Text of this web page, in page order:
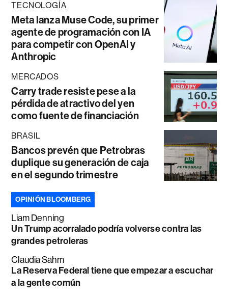
TECNOLOGÍA
Meta lanza Muse Code, su primer
agente de programación con IA
para competir con OpenAI y
Anthropic
MERCADOS
Carry trade resiste pese a la
pérdida de atractivo del yen
como fuente de financiación
BRASIL
Bancos prevén que Petrobras
duplique su generación de caja
en el segundo trimestre
OPINIÓN BLOOMBERG
Liam Denning
Un Trump acorralado podría volverse contra las
grandes petroleras
Claudia Sahm
La Reserva Federal tiene que empezar a escuchar
a la gente común